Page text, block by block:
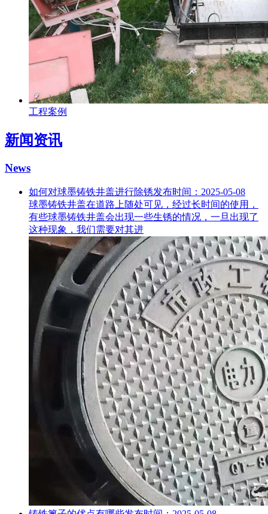
工程案例
新闻资讯
News
如何对球墨铸铁井盖进行除锈发布时间：2025-05-08
球墨铸铁井盖在道路上随处可见，经过长时间的使用，
有些球墨铸铁井盖会出现一些生锈的情况，一旦出现了
这种现象，我们需要对其进